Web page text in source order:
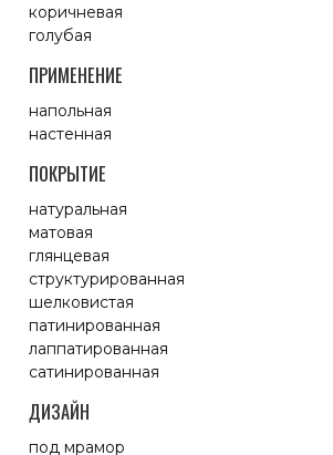
коричневая
голубая
ПРИМЕНЕНИЕ
напольная
настенная
ПОКРЫТИЕ
натуральная
матовая
глянцевая
структурированная
шелковистая
патинированная
лаппатированная
сатинированная
ДИЗАЙН
под мрамор